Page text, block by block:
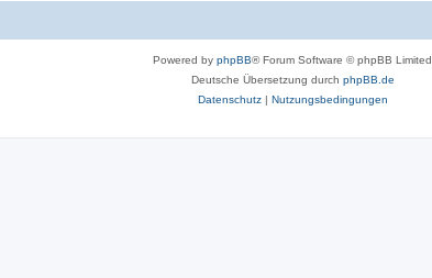
Powered by phpBB® Forum Software © phpBB Limited
Deutsche Übersetzung durch phpBB.de
Datenschutz| Nutzungsbedingungen